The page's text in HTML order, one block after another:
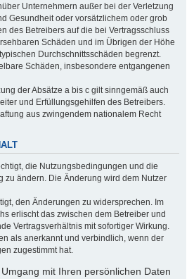
Unternehmern außer bei der Verletzung
Gesundheit oder vorsätzlichem oder grob
des Betreibers auf die bei Vertragsschluss
Schäden und im Übrigen der Höhe
Durchschnittsschäden begrenzt.
Schäden, insbesondere entgangenen
der Absätze a bis c gilt sinngemäß auch
und Erfüllungsgehilfen des Betreibers.
aus zwingendem nationalem Recht
die Nutzungsbedingungen und die
zu ändern. Die Änderung wird dem Nutzer
den Änderungen zu widersprechen. Im
erlischt das zwischen dem Betreiber und
Vertragsverhältnis mit sofortiger Wirkung.
als anerkannt und verbindlich, wenn der
zugestimmt hat.
mit Ihren persönlichen Daten